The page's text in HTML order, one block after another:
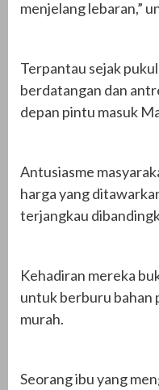
menjelang lebaran,”
Terpantau sejak
berdatangan dan
depan pintu masuk
Antusiasme
harga yang
terjangkau
Kehadiran mereka
untuk berburu bahan
murah.
Seorang ibu yang